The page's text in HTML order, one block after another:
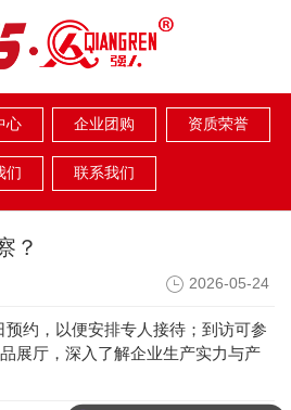
心 企业团购 资质荣誉
们 联系我们
？
2026-05-24
预约，以便安排专人接待；到访可参
展厅，深入了解企业生产实力与产